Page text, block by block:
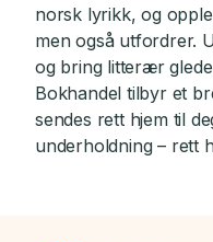
norsk lyrikk, og
men også utfordrer.
og bring litterær
Bokhandel tilbyr et
sendes rett hjem til
underholdning – rett